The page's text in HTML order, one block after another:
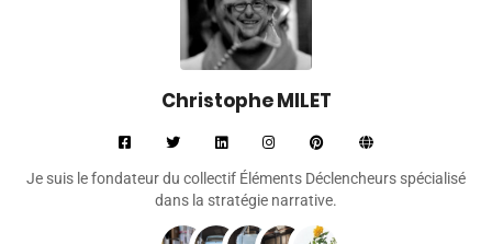
Christophe MILET
Je suis le fondateur du collectif Éléments Déclencheurs spécialisé
dans la stratégie narrative.